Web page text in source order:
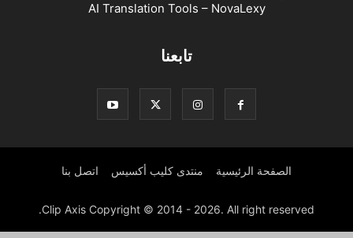
AI Translation Tools – NovaLexy
تابعنا
الصفحة الرئيسية منتدى كليب أكسيس اتصل بنا
Clip Axis Copyright © 2014 - 2026. All right reserved.